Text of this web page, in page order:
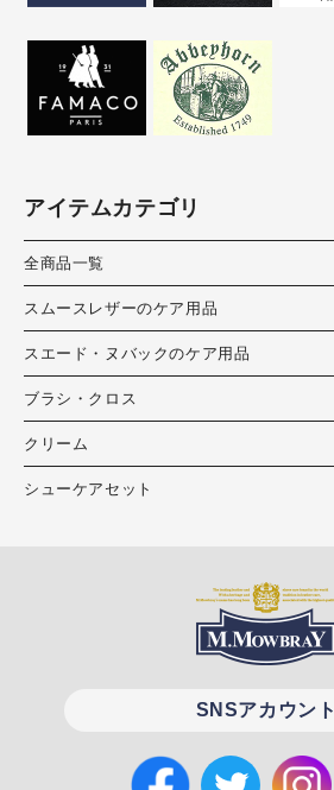
アイテムカテゴリ
全商品一覧
スムースレザーのケア用品
スエード・ヌバックのケア用品
ブラシ・クロス
クリーム
シューケアセット
SNSアカウント